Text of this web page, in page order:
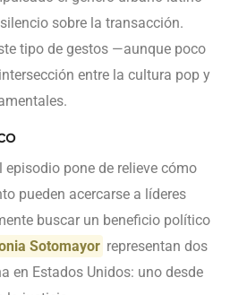
sobre la transacción.
tipo de gestos —aunque poco
entre la cultura pop y
pone de relieve cómo
pueden acercarse a líderes
buscar un beneficio político
Sotomayor representan dos
en Estados Unidos: uno desde